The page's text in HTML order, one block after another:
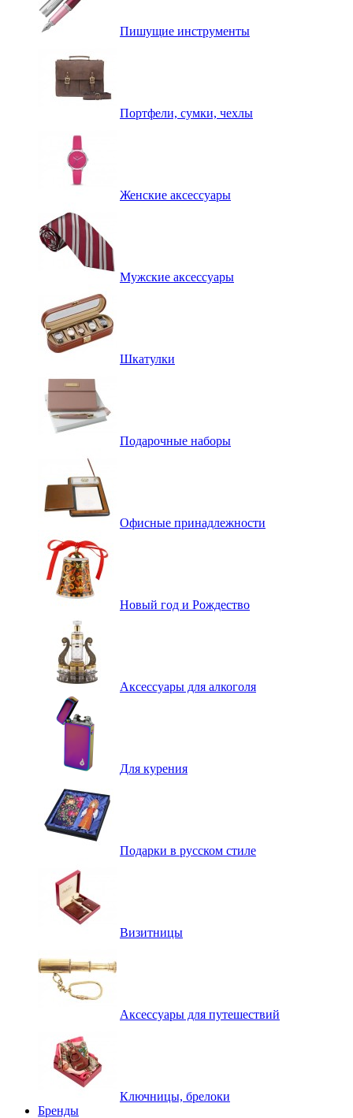
Пишущие инструменты
Портфели, сумки, чехлы
Женские аксессуары
Мужские аксессуары
Шкатулки
Подарочные наборы
Офисные принадлежности
Новый год и Рождество
Аксессуары для алкоголя
Для курения
Подарки в русском стиле
Визитницы
Аксессуары для путешествий
Ключницы, брелоки
Бренды